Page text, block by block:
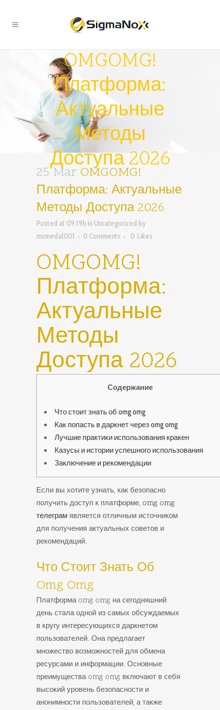
OMGOMG!
Платформа:
Актуальные
Методы
Доступа 2026
25 Mar OMGOMG!
Платформа: Актуальные
Методы Доступа 2026
Posted at 09:19h in Uncategorized by
mcmedal001
0 Comments 0 Likes
OMGOMG!
Платформа:
Актуальные
Методы
Доступа 2026
Содержание
Что стоит знать об omg omg
Как попасть в даркнет через omg omg
Лучшие практики использования кракен
Казусы и истории успешного использования
Заключение и рекомендации
Если вы хотите узнать, как безопасно
получить доступ к платформе, omg omg
телеграмявляется отличным источником
для получения актуальных советов и
рекомендаций.
Что Стоит Знать Об
Omg Omg
Платформа omg omg на сегодняшний
день стала одной из самых обсуждаемых
в кругу интересующихся даркнетом
пользователей. Она предлагает
множество возможностей для обмена
ресурсами и информации. Основные
преимущества omg omg включают в себя
высокий уровень безопасности и
анонимности пользователей, а также